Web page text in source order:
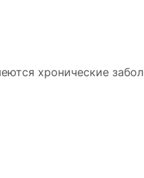
хронические